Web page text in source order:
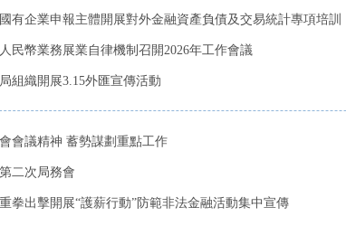
有企業申報主體開展對外金融資產負債及交易統計專項培訓
民幣業務展業自律機制召開2026年工作會議
組織開展3.15外匯宣傳活動
會議精神 蓄勢謀劃重點工作
二次局務會
拳出擊開展“護薪行動”防範非法金融活動集中宣傳